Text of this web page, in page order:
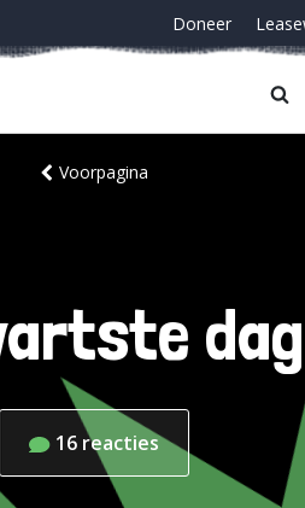
Doneer
Voorpagina
16 reacties